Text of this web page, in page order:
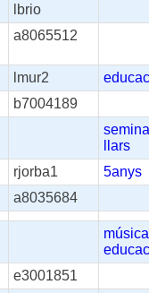
lbrio
a8065512
lmur2
b7004189
llars
rjorba1
5anys
a8035684
música
e3001851